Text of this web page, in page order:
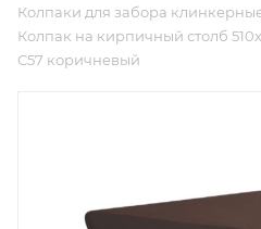
Колпаки для забора
Колпак на кирпичный столб
С57 коричневый